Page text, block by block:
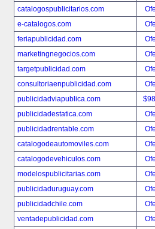
catalogospublicitarios.com
e-catalogos.com
feriapublicidad.com
marketingnegocios.com
targetpublicidad.com
consultoriaenpublicidad.com
publicidadviapublica.com
publicidadestatica.com
publicidadrentable.com
catalogodeautomoviles.com
catalogodevehiculos.com
modelospublicitarias.com
publicidaduruguay.com
publicidadchile.com
ventadepublicidad.com